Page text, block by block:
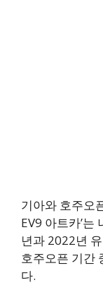
기아와 호주오
EV9 아트카’
년과 2022년
호주오픈 기간
다.